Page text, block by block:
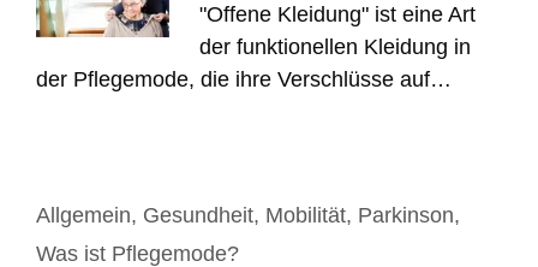
"Offene Kleidung" ist eine Art
der funktionellen Kleidung in
der Pflegemode, die ihre Verschlüsse auf…
Kategorien
Allgemein, Gesundheit, Mobilität, Parkinson,
Was ist Pflegemode?